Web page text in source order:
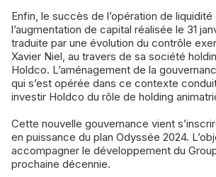
Enfin, le succès de l’opération de liquidité
l’augmentation de capital réalisée le 31
traduite par une évolution du contrôle
Xavier Niel, au travers de sa société
Holdco. L’aménagement de la
qui s’est opérée dans ce contexte
investir Holdco du rôle de holding
Cette nouvelle gouvernance vient
en puissance du plan Odyssée 2024.
accompagner le développement du
prochaine décennie.